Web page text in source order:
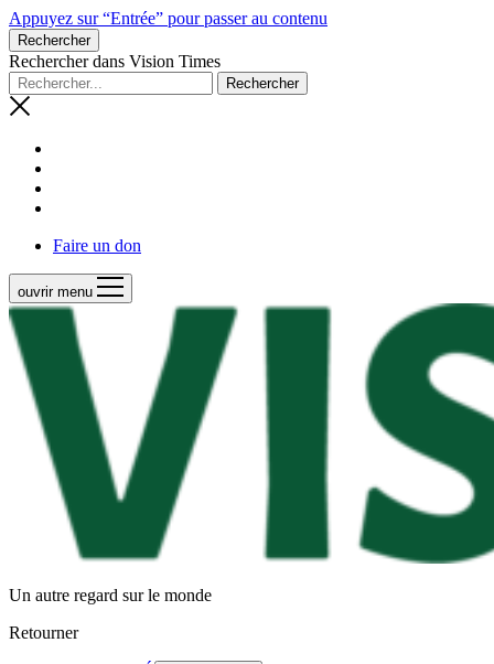
Appuyez sur “Entrée” pour passer au contenu
Rechercher
Rechercher dans Vision Times
Faire un don
ouvrir menu
Un autre regard sur le monde
Retourner